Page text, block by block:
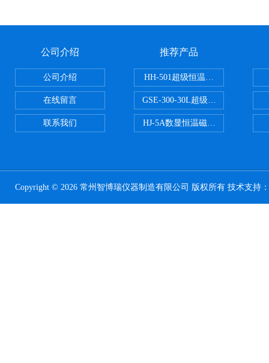
公司介绍
公司介绍
在线留言
联系我们
推荐产品
HH-501超级恒温水浴
GSE-300-30L超级循环恒温油浴锅
HJ-5A数显恒温磁力搅拌器
Copyright © 2026 常州智博瑞仪器制造有限公司 版权所有 技术支持：